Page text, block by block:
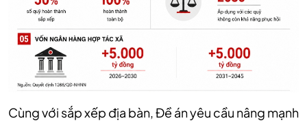
Cùng với sắp xếp địa bàn, Đề án yêu cầu nâng mạnh